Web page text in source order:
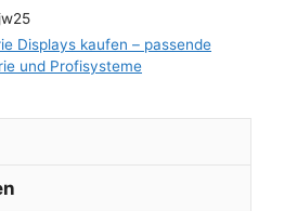
Displays kaufen – passende
und Profisysteme